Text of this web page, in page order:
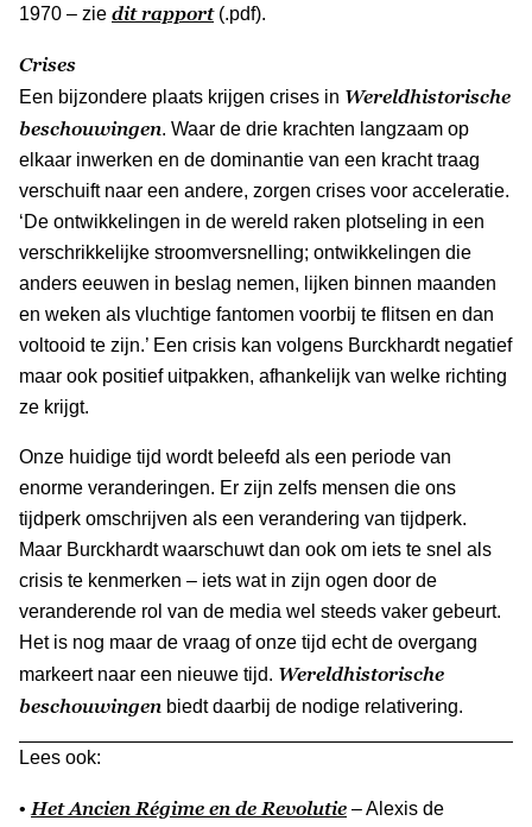
1970 – zie dit rapport(.pdf).
Crises
Een bijzondere plaats krijgen crises in Wereldhistorische
beschouwingen. Waar de drie krachten langzaam op
elkaar inwerken en de dominantie van een kracht traag
verschuift naar een andere, zorgen crises voor acceleratie.
‘De ontwikkelingen in de wereld raken plotseling in een
verschrikkelijke stroomversnelling; ontwikkelingen die
anders eeuwen in beslag nemen, lijken binnen maanden
en weken als vluchtige fantomen voorbij te flitsen en dan
voltooid te zijn.’ Een crisis kan volgens Burckhardt negatief
maar ook positief uitpakken, afhankelijk van welke richting
ze krijgt.
Onze huidige tijd wordt beleefd als een periode van
enorme veranderingen. Er zijn zelfs mensen die ons
tijdperk omschrijven als een verandering van tijdperk.
Maar Burckhardt waarschuwt dan ook om iets te snel als
crisis te kenmerken – iets wat in zijn ogen door de
veranderende rol van de media wel steeds vaker gebeurt.
Het is nog maar de vraag of onze tijd echt de overgang
markeert naar een nieuwe tijd. Wereldhistorische
beschouwingen biedt daarbij de nodige relativering.
Lees ook:
• Het Ancien Régime en de Revolutie – Alexis de